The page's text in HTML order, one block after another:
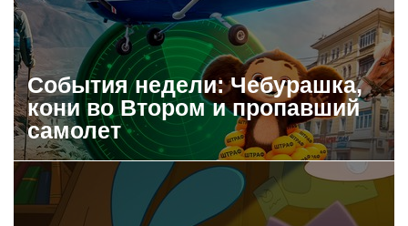
События недели: Чебурашка,
кони во Втором и пропавший
самолет